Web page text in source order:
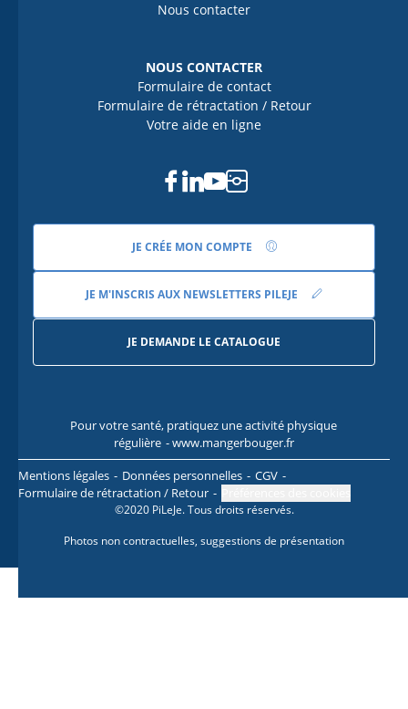
Nous contacter
NOUS CONTACTER
Formulaire de contact
Formulaire de rétractation / Retour
Votre aide en ligne
Facebook
Linkedin
Youtube
Instagram
JE CRÉE MON COMPTE
JE M'INSCRIS AUX NEWSLETTERS PILEJE
JE DEMANDE LE CATALOGUE
Pour votre santé, pratiquez une activité physique
régulière - www.mangerbouger.fr
Mentions légales
Données personnelles
CGV
Formulaire de rétractation / Retour
©2020 PiLeJe. Tous droits réservés.
Photos non contractuelles, suggestions de présentation